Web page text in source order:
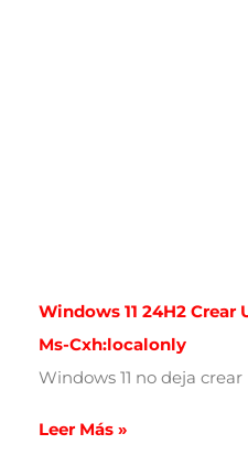
Windows 11 24H2
Ms-Cxh:localonly
Windows 11 no deja crear
Leer Más »